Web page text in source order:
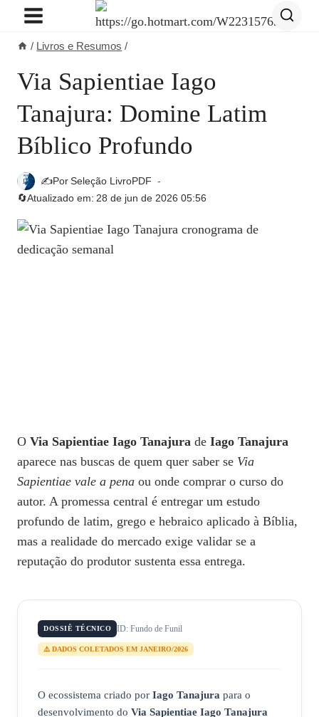
Pular
/ Livros e Resumos /
Via Sapientiae Iago
Tanajura: Domine Latim
Bíblico Profundo
✍️PorSeleção LivroPDF
🔄Atualizado em: 28 de jun de 2026 05:56
O Via Sapientiae Iago Tanajura de Iago Tanajura
aparece nas buscas de quem quer saber se Via
Sapientiae vale a pena ou onde comprar o curso do
autor. A promessa central é entregar um estudo
profundo de latim, grego e hebraico aplicado à Bíblia,
mas a realidade do mercado exige validar se a
reputação do produtor sustenta essa entrega.
DOSSIÊ TÉCNICO ID: Fundo de Funil
⚠️ DADOS COLETADOS EM JANEIRO/2026
O ecossistema criado por Iago Tanajura para o
desenvolvimento do Via Sapientiae Iago Tanajura